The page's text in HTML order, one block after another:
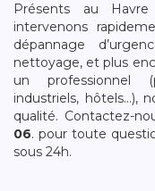
Présents au
intervenons
dépannage
nettoyage, et plus
un professionnel
industriels, hôtels…),
qualité. Contactez-
06. pour toute
sous 24h.